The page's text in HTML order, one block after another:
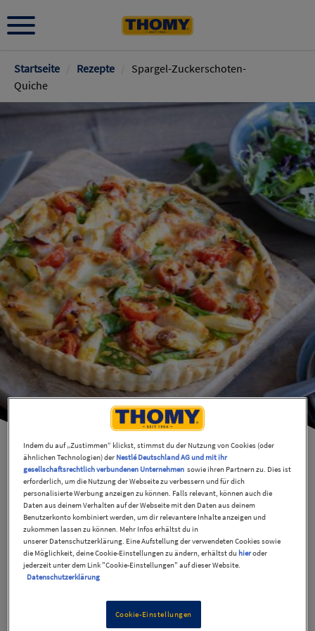
Pfadnavigation
Startseite Rezepte
Spargel-Zuckerschoten-
Quiche
Spargel-Zuckerschoten-
Quiche
50 Min Mittel
Als Spargel-Fan solltest Du auch mal diese leckere
Indem du auf „Zustimmen“ klickst, stimmst du der Nutzung von Cookies (oder
ähnlichen Technologien) der Nestlé Deutschland AG und mit ihr
gesellschaftsrechtlich verbundenen Unternehmen sowie ihren Partnern zu. Dies ist
erforderlich, um die Nutzung der Webseite zu verbessern und für dich
personalisierte Werbung anzeigen zu können. Falls relevant, können auch die
Daten aus deinem Verhalten auf der Webseite mit den Daten aus deinem
Benutzerkonto kombiniert werden, um dir relevantere Inhalte anzeigen und
zukommen lassen zu können. Mehr Infos erhältst du in
unserer Datenschutzerklärung. Eine Aufstellung der verwendeten Cookies sowie
die Möglichkeit, deine Cookie-Einstellungen zu ändern, erhältst du hieroder
jederzeit unter dem Link "Cookie-Einstellungen" auf dieser Website.
Datenschutzerklärung
Cookie-Einstellungen